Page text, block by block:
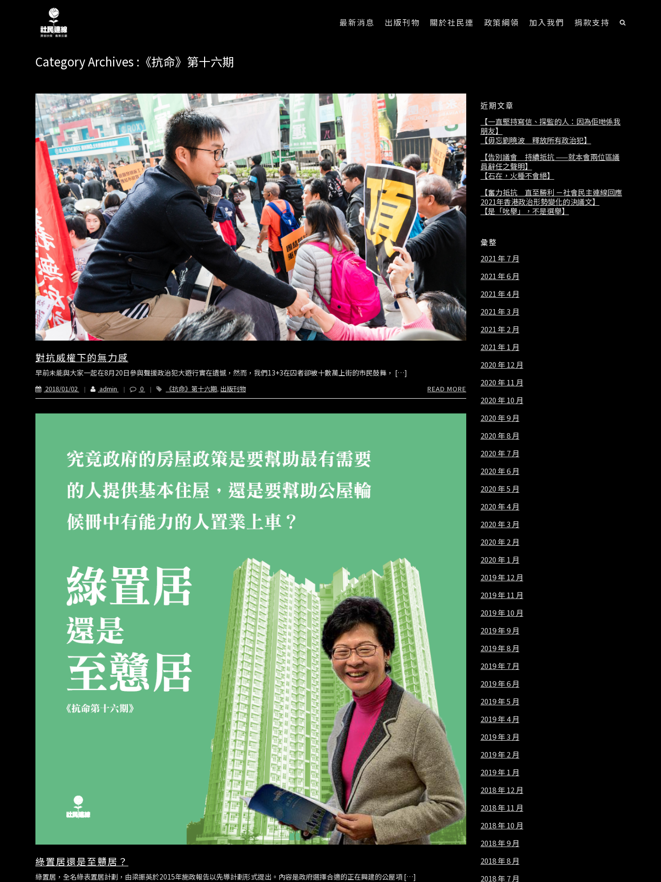
最新消息 出版刊物 關於社民連 政策綱領 加入我們 捐款支持
Category Archives :《抗命》第十六期
對抗威權下的無力感
早前未能與大家一起在8月20日參與聲援政治犯大遊行實在遺憾，然而，我們13+3在囚者卻被十數萬上街的市民鼓舞， […]
2018/01/02 admin 0 《抗命》第十六期, 出版刊物 READ MORE
綠置居還是至戇居？
綠置居，全名綠表置居計劃，由梁振英於2015年施政報告以先導計劃形式提出。內容是政府選擇合適的正在興建的公屋項 […]
近期文章
【一直堅持寫信、探監的人：因為佢哋係我
朋友】
【毋忘劉曉波 釋放所有政治犯】
【告別議會 持續抵抗 ——就本會兩位區議
員辭任之聲明】
【石在，火種不會絕】
【奮力抵抗 直至勝利 －社會民主連線回應
2021年香港政治形勢變化的決議文】
【是「吮舉」，不是選舉】
彙整
2021 年 7 月
2021 年 6 月
2021 年 4 月
2021 年 3 月
2021 年 2 月
2021 年 1 月
2020 年 12 月
2020 年 11 月
2020 年 10 月
2020 年 9 月
2020 年 8 月
2020 年 7 月
2020 年 6 月
2020 年 5 月
2020 年 4 月
2020 年 3 月
2020 年 2 月
2020 年 1 月
2019 年 12 月
2019 年 11 月
2019 年 10 月
2019 年 9 月
2019 年 8 月
2019 年 7 月
2019 年 6 月
2019 年 5 月
2019 年 4 月
2019 年 3 月
2019 年 2 月
2019 年 1 月
2018 年 12 月
2018 年 11 月
2018 年 10 月
2018 年 9 月
2018 年 8 月
2018 年 7 月